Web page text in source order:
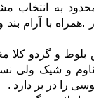
به انتخاب
.همراه با آرام
بلوط و گردو کلا
و شیک ولی
را در بر دارد ‌.